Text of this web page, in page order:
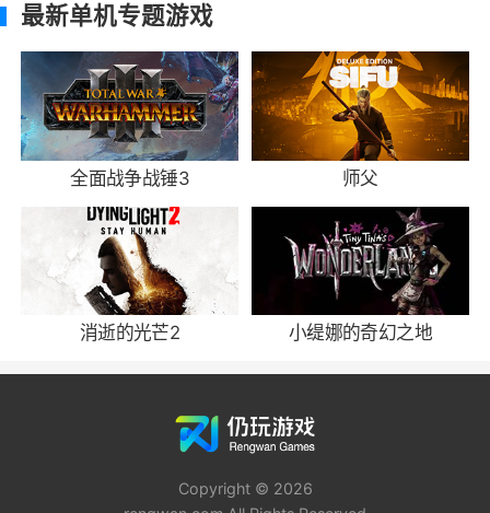
最新单机专题游戏
全面战争战锤3 师父
消逝的光芒2 小缇娜的奇幻之地
Copyright © 2026